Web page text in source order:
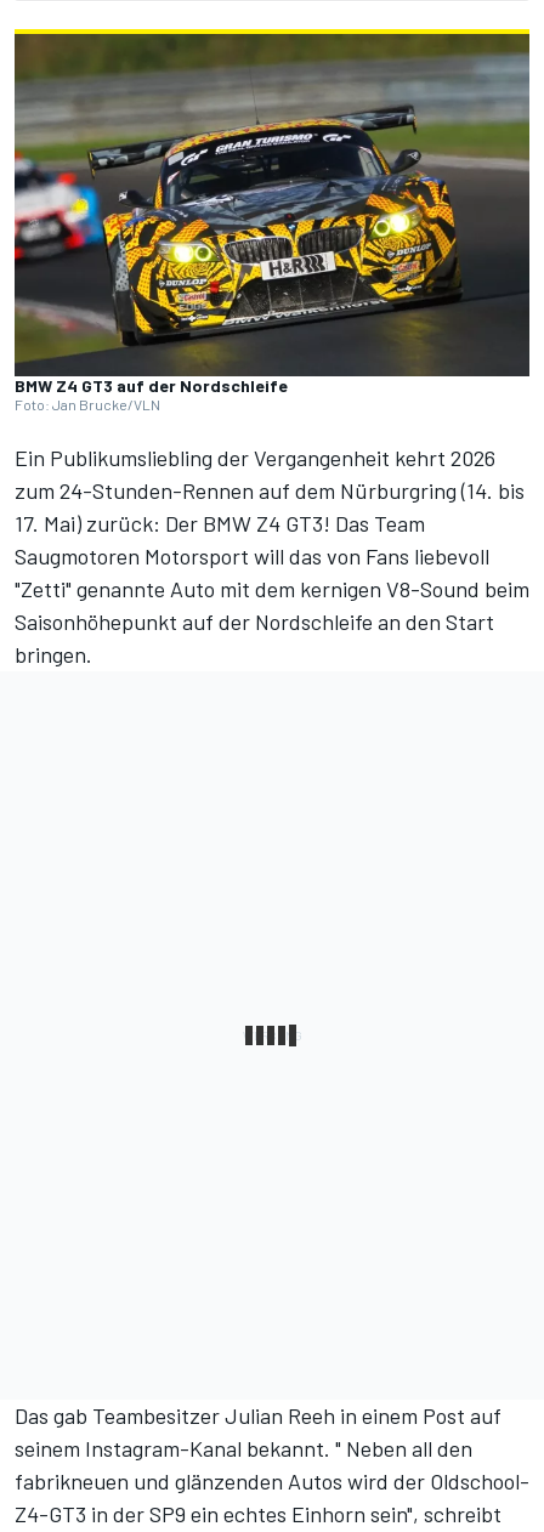
BMW Z4 GT3 auf der Nordschleife
Foto: Jan Brucke/VLN
Ein Publikumsliebling der Vergangenheit kehrt 2026
zum 24-Stunden-Rennen auf dem Nürburgring(14. bis
17. Mai) zurück: Der BMW Z4 GT3! Das Team
Saugmotoren Motorsport will das von Fans liebevoll
"Zetti" genannte Auto mit dem kernigen V8-Sound beim
Saisonhöhepunkt auf der Nordschleife an den Start
bringen.
Das gab Teambesitzer Julian Reeh in einem Post auf
seinem Instagram-Kanal bekannt. " Neben all den
fabrikneuen und glänzenden Autos wird der Oldschool-
Z4-GT3 in der SP9 ein echtes Einhorn sein", schreibt